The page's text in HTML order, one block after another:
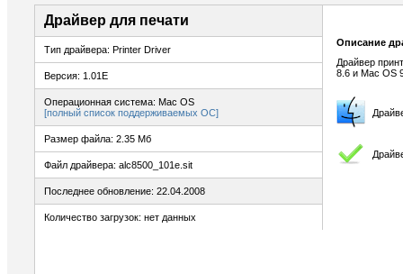
Драйвер для печати
Тип драйвера: Printer Driver
Версия: 1.01E
Операционная система: Mac OS
[полный список поддерживаемых ОС]
Размер файла: 2.35 Мб
Файл драйвера: alc8500_101e.sit
Последнее обновление: 22.04.2008
Количество загрузок: нет данных
Описание
Драйвер
8.6 и Mac OS